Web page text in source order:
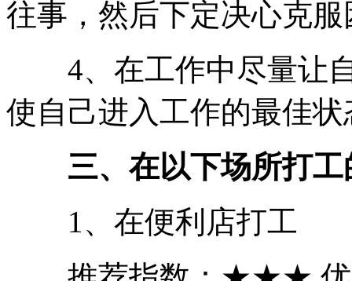
往事，然后下定决心克
4、在工作中尽量让自
使自己进入工作的最佳状
三、在以下场所打
1、在便利店打工